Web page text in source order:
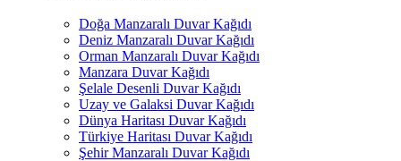
Doğa Manzaralı Duvar Kağıdı
Deniz Manzaralı Duvar Kağıdı
Orman Manzaralı Duvar Kağıdı
Manzara Duvar Kağıdı
Şelale Desenli Duvar Kağıdı
Uzay ve Galaksi Duvar Kağıdı
Dünya Haritası Duvar Kağıdı
Türkiye Haritası Duvar Kağıdı
Şehir Manzaralı Duvar Kağıdı